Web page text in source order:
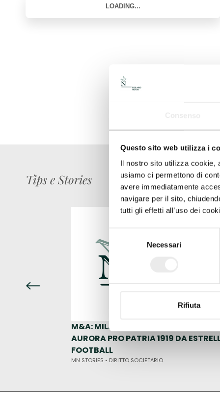
Questo sito web utilizza i
Il nostro sito utilizza cookie,
usiamo ci permettono di
avere immediatamente
navigare per il sito,
tutti gli effetti all’uso dei
del
consenso
Necessari
Rifiuta
Tips e Stories
M&A: MILANO NOTAI
AURORA PRO PATRIA 1919 DA
FOOTBALL
MN STORIES • DIRITTO SOCIETARIO